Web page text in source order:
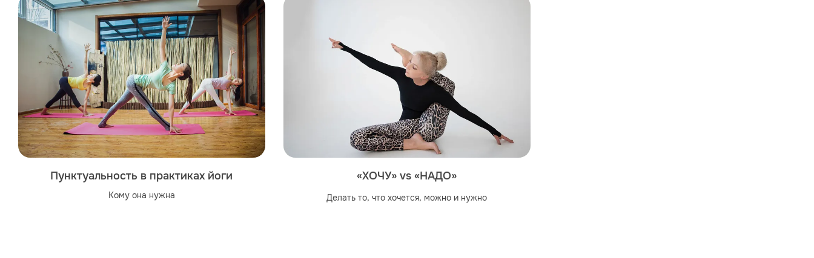
Пунктуальность в практиках йоги
Кому она нужна
«ХОЧУ» vs «НАДО»
Делать то, что хочется, можно и нужно